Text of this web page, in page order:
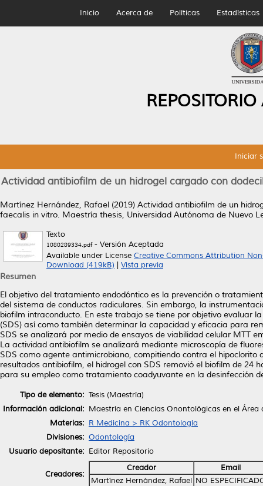
Inicio Acerca de Políticas Estadísticas
Iniciar
Actividad antibiofilm de un hidrogel cargado con
Martínez Hernández, Rafael (2019) Actividad antibiofilm de un
faecalis in vitro. Maestría thesis, Universidad Autónoma de Nuevo
Texto
1080289334.pdf- Versión Aceptada
Available under License Creative Commons Attribution
Download (419kB)
Vista previa
Resumen
El objetivo del tratamiento endodóntico es la prevención o
del sistema de conductos radiculares. Sin embargo, la
biofilm intraconducto. En este trabajo se tiene por objetivo evaluar
(SDS) así como también determinar la capacidad y eficacia para
SDS se analizará por medio de ensayos de viabilidad celular MTT
La actividad antibiofilm se analizará mediante microscopía de
SDS como agente antimicrobiano, compitiendo contra el hipoclorito
resultados antibiofilm, el hidrogel con SDS removió el biofilm de
para su empleo como tratamiento coadyuvante en la desinfección
Tipo de elemento: Tesis (Maestría)
Información adicional: Maestría en Ciencias Onontológicas en el Área
Materias: R Medicina > RK Odontología
Divisiones: Odontología
Usuario depositante: Editor Repositorio
Creadores:
Creador
Email
Martínez Hernández, Rafael NO